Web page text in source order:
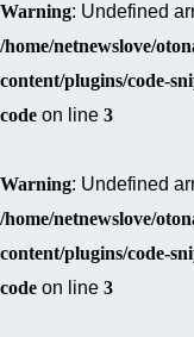
Warning: Undefined
/home/netnewslove/
content/plugins/code-
code on line 3
Warning: Undefined
/home/netnewslove/
content/plugins/code-
code on line 3